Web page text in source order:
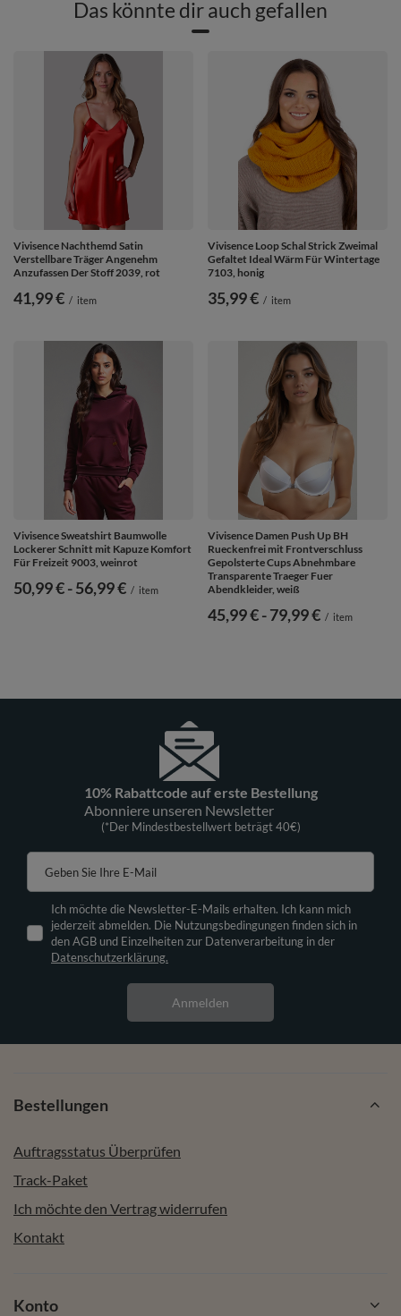
Das könnte dir auch gefallen
Vivisence Nachthemd Satin
Verstellbare Träger Angenehm
Anzufassen Der Stoff 2039, rot
41,99 € / item
Vivisence Loop Schal Strick Zweimal
Gefaltet Ideal Wärm Für Wintertage
7103, honig
35,99 € / item
Vivisence Sweatshirt Baumwolle
Lockerer Schnitt mit Kapuze Komfort
Für Freizeit 9003, weinrot
ab
50,99 €-bis
56,99 € / item
Vivisence Damen Push Up BH
Rueckenfrei mit Frontverschluss
Gepolsterte Cups Abnehmbare
Transparente Traeger Fuer
Abendkleider, weiß
ab
45,99 €-bis
79,99 € / item
10% Rabattcode auf erste Bestellung
Abonniere unseren Newsletter
(*Der Mindestbestellwert beträgt 40€)
Geben Sie Ihre E-Mail
Ich möchte die Newsletter-E-Mails erhalten. Ich kann mich
jederzeit abmelden. Die Nutzungsbedingungen finden sich in
den AGB und Einzelheiten zur Datenverarbeitung in der
Datenschutzerklärung.
Anmelden
Bestellungen
Auftragsstatus Überprüfen
Track-Paket
Ich möchte den Vertrag widerrufen
Kontakt
Konto